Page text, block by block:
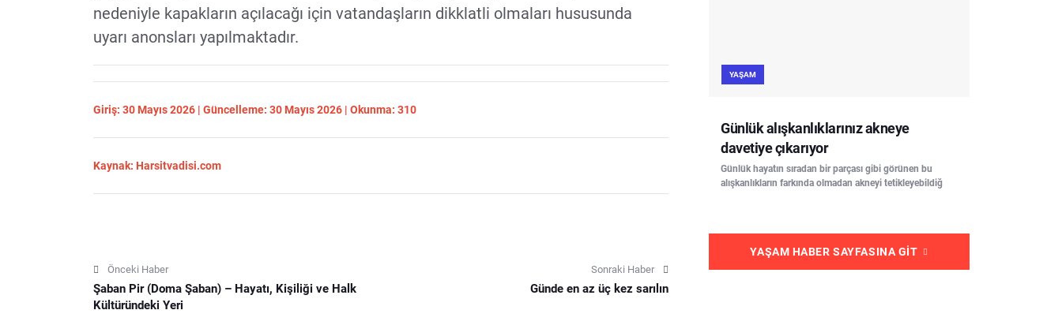
nedeniyle kapakların açılacağı için vatandaşların dikklatli olmaları hususunda
uyarı anonsları yapılmaktadır.
Giriş: 30 Mayıs 2026 | Güncelleme: 30 Mayıs 2026 | Okunma: 310
Kaynak: Harsitvadisi.com
Önceki Haber
Şaban Pir (Doma Şaban) – Hayatı, Kişiliği ve Halk
Kültüründeki Yeri
Sonraki Haber
Günde en az üç kez sarılın
YAŞAM
Günlük alışkanlıklarınız akneye
davetiye çıkarıyor
Günlük hayatın sıradan bir parçası gibi görünen bu
alışkanlıkların farkında olmadan akneyi tetikleyebildiğ
YAŞAM HABER SAYFASINA GIT